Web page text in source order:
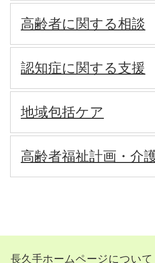
高齢者に関する相談
認知症に関する支援
地域包括ケア
高齢者福祉計画・介
長久手ホームページについて